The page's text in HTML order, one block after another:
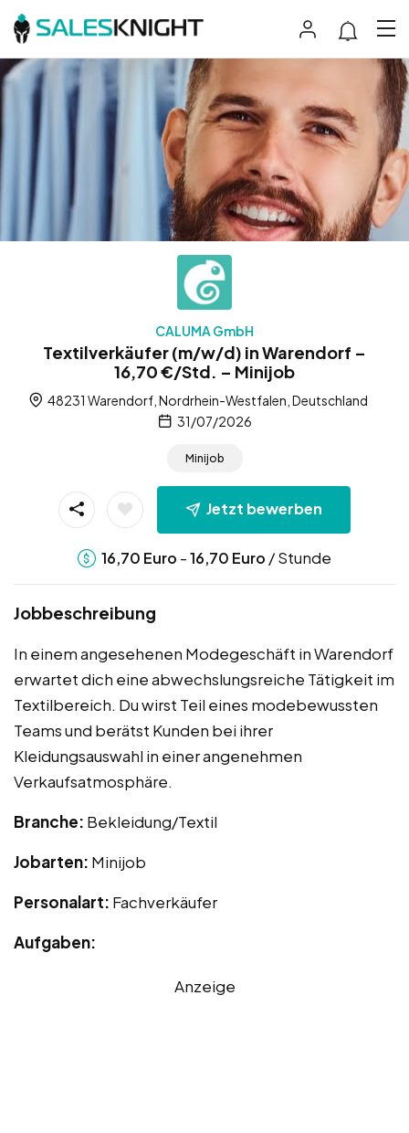
CALUMA GmbH
Textilverkäufer (m/w/d) in Warendorf –
16,70 €/Std. – Minijob
48231 Warendorf, Nordrhein-Westfalen, Deutschland
31/07/2026
Minijob
Jetzt bewerben
16,70 Euro -16,70 Euro / Stunde
Jobbeschreibung
In einem angesehenen Modegeschäft in Warendorf
erwartet dich eine abwechslungsreiche Tätigkeit im
Textilbereich. Du wirst Teil eines modebewussten
Teams und berätst Kunden bei ihrer
Kleidungsauswahl in einer angenehmen
Verkaufsatmosphäre.
Branche: Bekleidung/Textil
Jobarten: Minijob
Personalart: Fachverkäufer
Aufgaben:
Anzeige